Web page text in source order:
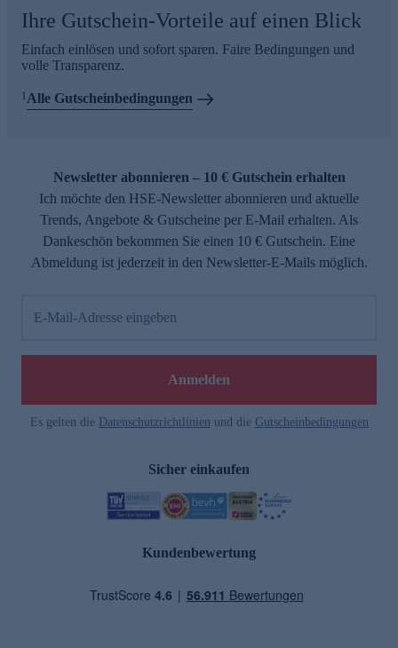
Ihre Gutschein-Vorteile auf einen Blick
Einfach einlösen und sofort sparen. Faire Bedingungen und
volle Transparenz.
1 Alle Gutscheinbedingungen
Newsletter abonnieren – 10 € Gutschein erhalten
Ich möchte den HSE-Newsletter abonnieren und aktuelle
Trends, Angebote & Gutscheine per E-Mail erhalten. Als
Dankeschön bekommen Sie einen 10 € Gutschein. Eine
Abmeldung ist jederzeit in den Newsletter-E-Mails möglich.
E-Mail-Adresse eingeben
Anmelden
Es gelten die Datenschutzrichtlinien und die Gutscheinbedingungen
Sicher einkaufen
Kundenbewertung